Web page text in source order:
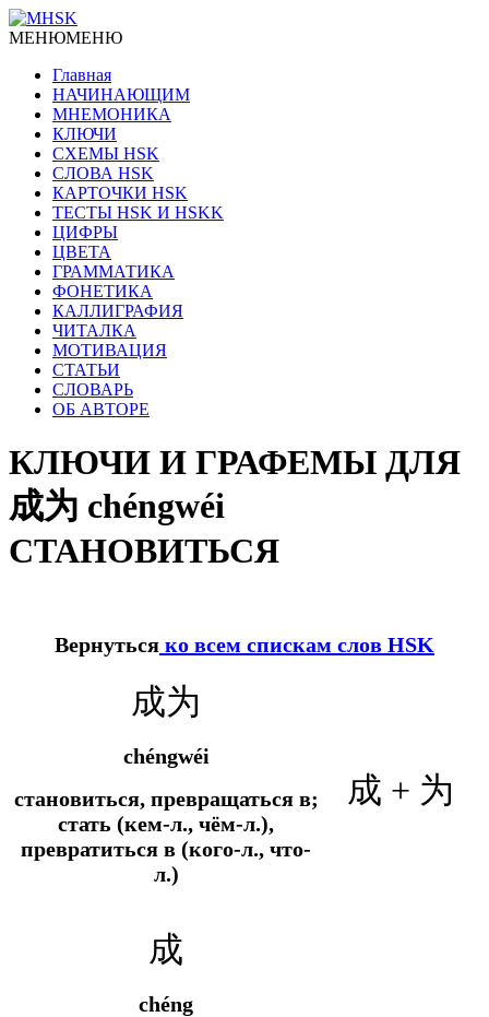
МЕНЮМЕНЮ
Главная
НАЧИНАЮЩИМ
МНЕМОНИКА
КЛЮЧИ
СХЕМЫ HSK
СЛОВА HSK
КАРТОЧКИ HSK
ТЕСТЫ HSK И HSKK
ЦИФРЫ
ЦВЕТА
ГРАММАТИКА
ФОНЕТИКА
КАЛЛИГРАФИЯ
ЧИТАЛКА
МОТИВАЦИЯ
СТАТЬИ
СЛОВАРЬ
ОБ АВТОРЕ
КЛЮЧИ И ГРАФЕМЫ ДЛЯ
成为 chéngwéi
СТАНОВИТЬСЯ
Вернуться ко всем спискам слов HSK
成为
chéngwéi
становиться, превращаться в;
стать (кем-л., чём-л.),
превратиться в (кого-л., что-
л.)
成 + 为
成
chéng